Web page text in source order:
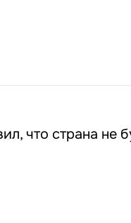
что страна не